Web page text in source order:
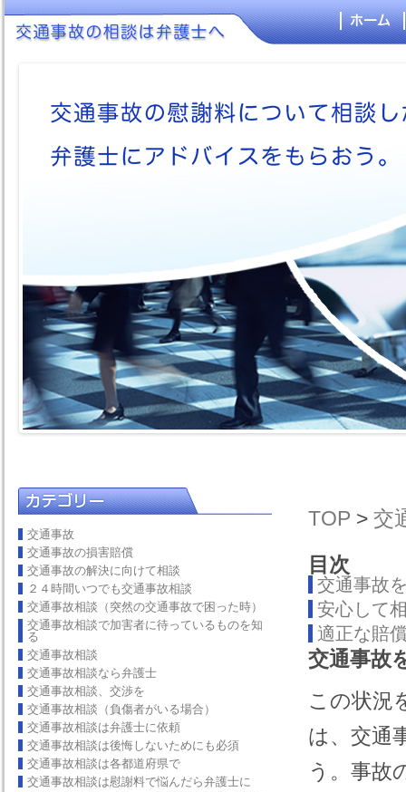
交通事故
交通事故の損害賠償
交通事故の解決に向けて相談
２４時間いつでも交通事故相談
交通事故相談（突然の交通事故で困った時）
交通事故相談で加害者に待っているものを知
る
交通事故相談
交通事故相談なら弁護士
交通事故相談、交渉を
交通事故相談（負傷者がいる場合）
交通事故相談は弁護士に依頼
交通事故相談は後悔しないためにも必須
交通事故相談は各都道府県で
交通事故相談は慰謝料で悩んだら弁護士に
TOP > 交
目次
交通事故
安心して
適正な賠
交通事故
この状況
は、交通
う。事故